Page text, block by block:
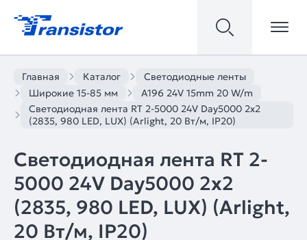
Главная Каталог
Светодиодные ленты
Широкие 15-85 мм
A196 24V 15mm 20 W/m
Светодиодная лента RT 2-5000 24V Day5000 2x2
(2835, 980 LED, LUX) (Arlight, 20 Вт/м, IP20)
Светодиодная лента RT 2-
5000 24V Day5000 2x2
(2835, 980 LED, LUX) (Arlight,
20 Вт/м, IP20)